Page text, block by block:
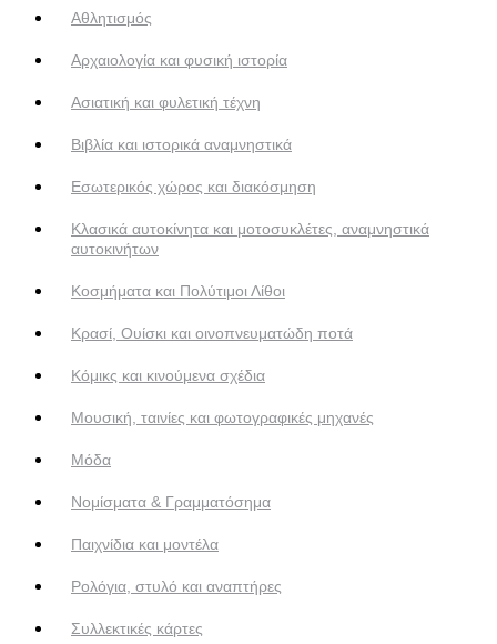
Αθλητισμός
Αρχαιολογία και φυσική ιστορία
Ασιατική και φυλετική τέχνη
Βιβλία και ιστορικά αναμνηστικά
Εσωτερικός χώρος και διακόσμηση
Κλασικά αυτοκίνητα και μοτοσυκλέτες, αναμνηστικά
αυτοκινήτων
Κοσμήματα και Πολύτιμοι Λίθοι
Κρασί, Ουίσκι και οινοπνευματώδη ποτά
Κόμικς και κινούμενα σχέδια
Μουσική, ταινίες και φωτογραφικές μηχανές
Μόδα
Νομίσματα & Γραμματόσημα
Παιχνίδια και μοντέλα
Ρολόγια, στυλό και αναπτήρες
Συλλεκτικές κάρτες